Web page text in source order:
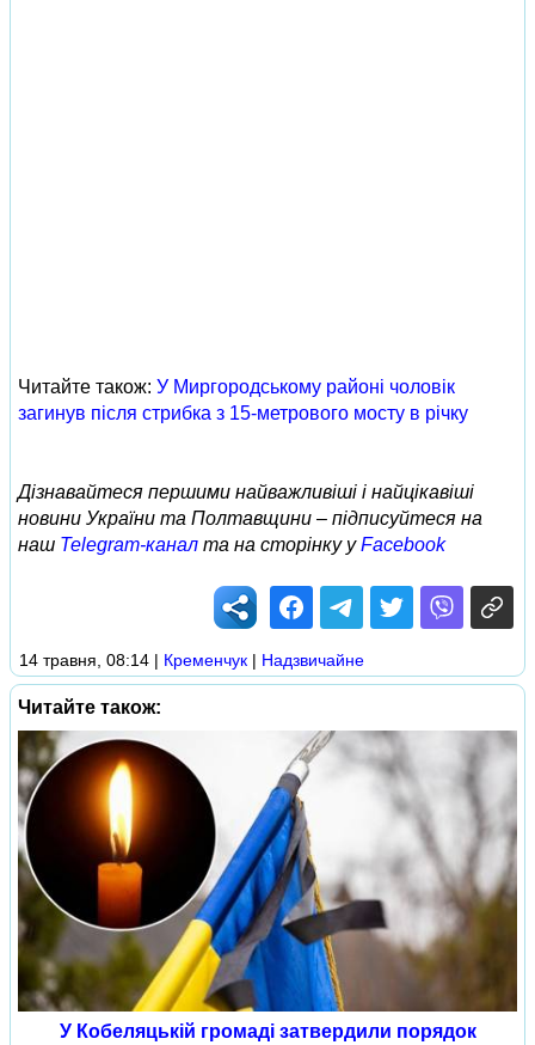
Читайте також: У Миргородському районі чоловік
загинув після стрибка з 15-метрового мосту в річку
Дізнавайтеся першими найважливіші і найцікавіші
новини України та Полтавщини – підписуйтеся на
наш Telegram-канал та на сторінку уFacebook
14 травня, 08:14 | Кременчук | Надзвичайне
Читайте також:
У Кобеляцькій громаді затвердили порядок